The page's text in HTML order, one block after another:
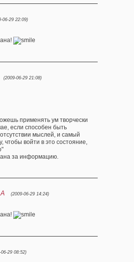
06-29 22:09)
(2009-06-29 21:08)
применять ум творчески
если способен быть
мыслей, и самый
чтобы войти в это состояние,
за информацию.
(2009-06-29 14:24)
06-29 08:52)